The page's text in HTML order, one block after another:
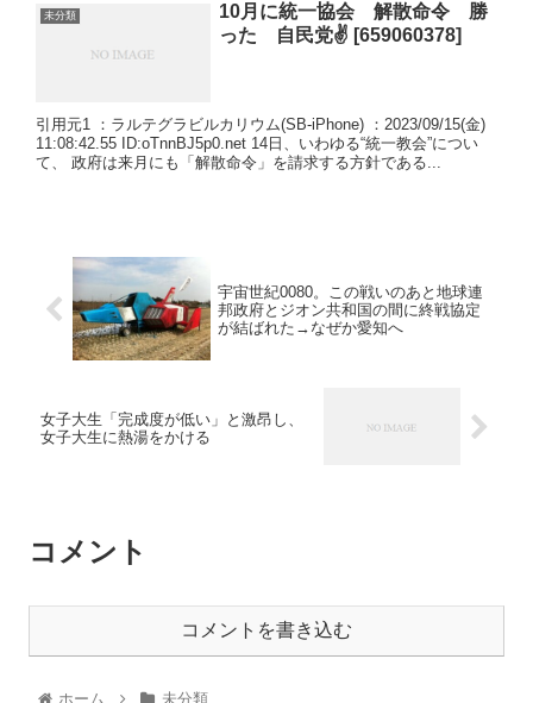
未分類
10月に統一協会 解散命令 勝
った 自民党✌ [659060378]
引用元1 ：ラルテグラビルカリウム(SB-iPhone) ：2023/09/15(金)
11:08:42.55 ID:oTnnBJ5p0.net 14日、いわゆる“統一教会”につい
て、 政府は来月にも「解散命令」を請求する方針である...
宇宙世紀0080。この戦いのあと地球連
邦政府とジオン共和国の間に終戦協定
が結ばれた→なぜか愛知へ
女子大生「完成度が低い」と激昂し、
女子大生に熱湯をかける
コメント
コメントを書き込む
ホーム 未分類